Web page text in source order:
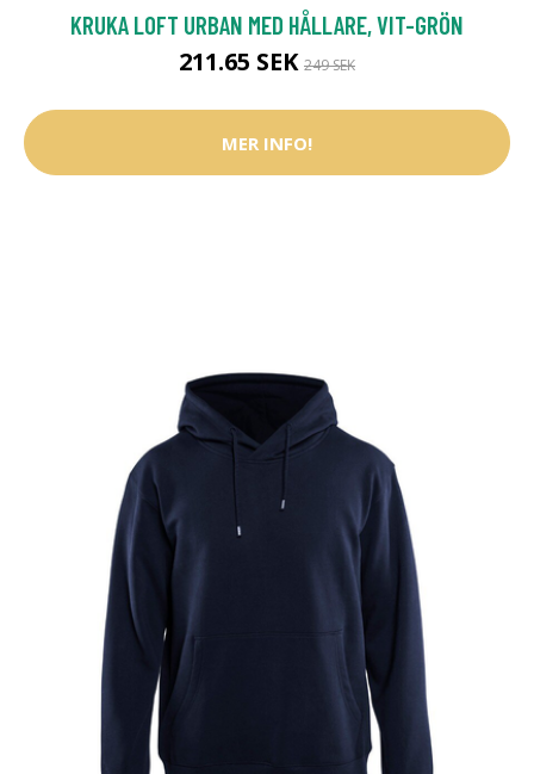
KRUKA LOFT URBAN MED HÅLLARE, VIT-GRÖN
211.65 SEK 249 SEK
MER INFO!